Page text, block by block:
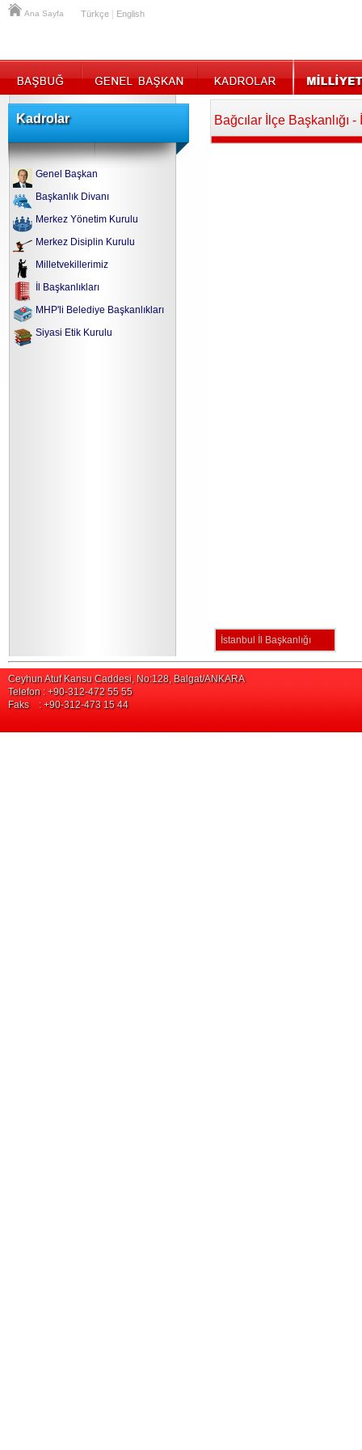
Ana Sayfa Türkçe English
Kadrolar
Genel Başkan
Başkanlık Divanı
Merkez Yönetim Kurulu
Merkez Disiplin Kurulu
Milletvekillerimiz
İl Başkanlıkları
MHP'li Belediye Başkanlıkları
Siyasi Etik Kurulu
Bağcılar İlçe Başkanlığı
İstanbul İl Başkanlığı
Ceyhun Atuf Kansu Caddesi, No:128, Balgat/ANKARA
Telefon : +90-312-472 55 55
Faks : +90-312-473 15 44